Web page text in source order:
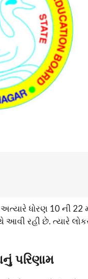
અત્યારે ધોરણ 10 ની
રહી છે. ત્યારે
પરિણામ